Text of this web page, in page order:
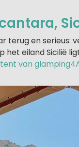
terug en
het eiland Sicilië
van